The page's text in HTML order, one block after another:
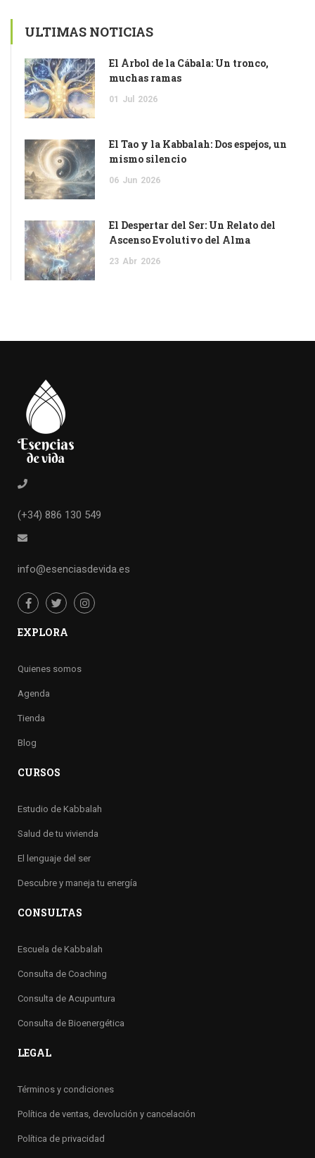
ULTIMAS NOTICIAS
El Árbol de la Cábala: Un tronco,
muchas ramas
01 Jul 2026
El Tao y la Kabbalah: Dos espejos, un
mismo silencio
06 Jun 2026
El Despertar del Ser: Un Relato del
Ascenso Evolutivo del Alma
23 Abr 2026
(+34) 886 130 549
info@esenciasdevida.es
EXPLORA
Quienes somos
Agenda
Tienda
Blog
CURSOS
Estudio de Kabbalah
Salud de tu vivienda
El lenguaje del ser
Descubre y maneja tu energía
CONSULTAS
Escuela de Kabbalah
Consulta de Coaching
Consulta de Acupuntura
Consulta de Bioenergética
LEGAL
Términos y condiciones
Política de ventas, devolución y cancelación
Política de privacidad